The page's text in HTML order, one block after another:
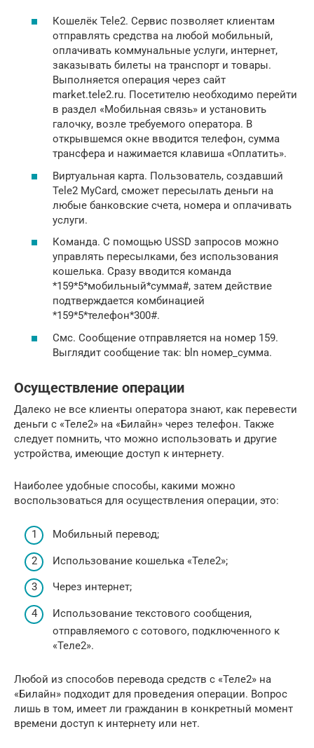
Кошелёк Tele2. Сервис позволяет клиентам
отправлять средства на любой мобильный,
оплачивать коммунальные услуги, интернет,
заказывать билеты на транспорт и товары.
Выполняется операция через сайт
market.tele2.ru. Посетителю необходимо перейти
в раздел «Мобильная связь» и установить
галочку, возле требуемого оператора. В
открывшемся окне вводится телефон, сумма
трансфера и нажимается клавиша «Оплатить».
Виртуальная карта. Пользователь, создавший
Tele2 MyCard, сможет пересылать деньги на
любые банковские счета, номера и оплачивать
услуги.
Команда. С помощью USSD запросов можно
управлять пересылками, без использования
кошелька. Сразу вводится команда
*159*5*мобильный*сумма#, затем действие
подтверждается комбинацией
*159*5*телефон*300#.
Смс. Сообщение отправляется на номер 159.
Выглядит сообщение так: bln номер_сумма.
Осуществление операции
Далеко не все клиенты оператора знают, как перевести
деньги с «Теле2» на «Билайн» через телефон. Также
следует помнить, что можно использовать и другие
устройства, имеющие доступ к интернету.
Наиболее удобные способы, какими можно
воспользоваться для осуществления операции, это:
Мобильный перевод;
Использование кошелька «Теле2»;
Через интернет;
Использование текстового сообщения,
отправляемого с сотового, подключенного к
«Теле2».
Любой из способов перевода средств с «Теле2» на
«Билайн» подходит для проведения операции. Вопрос
лишь в том, имеет ли гражданин в конкретный момент
времени доступ к интернету или нет.